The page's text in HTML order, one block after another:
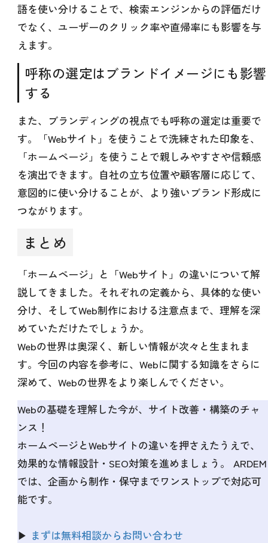
語を使い分けることで、検索エンジンからの評価だけ
でなく、ユーザーのクリック率や直帰率にも影響を与
えます。
呼称の選定はブランドイメージにも影響
する
また、ブランディングの視点でも呼称の選定は重要で
す。「Webサイト」を使うことで洗練された印象を、
「ホームページ」を使うことで親しみやすさや信頼感
を演出できます。自社の立ち位置や顧客層に応じて、
意図的に使い分けることが、より強いブランド形成に
つながります。
まとめ
「ホームページ」と「Webサイト」の違いについて解
説してきました。それぞれの定義から、具体的な使い
分け、そしてWeb制作における注意点まで、理解を深
めていただけたでしょうか。
Webの世界は奥深く、新しい情報が次々と生まれま
す。今回の内容を参考に、Webに関する知識をさらに
深めて、Webの世界をより楽しんでください。
Webの基礎を理解した今が、サイト改善・構築のチャ
ンス！
ホームページとWebサイトの違いを押さえたうえで、
効果的な情報設計・SEO対策を進めましょう。 ARDEM
では、企画から制作・保守までワンストップで対応可
能です。
▶ まずは無料相談からお問い合わせ